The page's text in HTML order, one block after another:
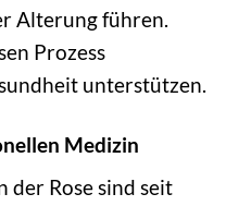
Alterung führen.
Prozess
unterstützen.
Medizin
der Rose sind seit